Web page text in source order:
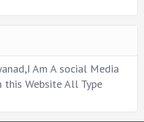
Am A social Media
Website All Type